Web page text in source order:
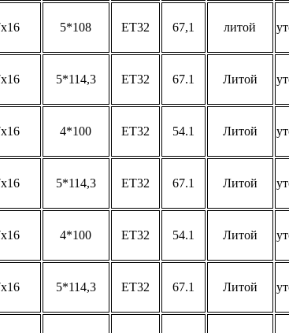
5*108 ET32 67,1 литой
5*114,3 ET32 67.1 Литой
4*100 ET32 54.1 Литой
5*114,3 ET32 67.1 Литой
4*100 ET32 54.1 Литой
5*114,3 ET32 67.1 Литой